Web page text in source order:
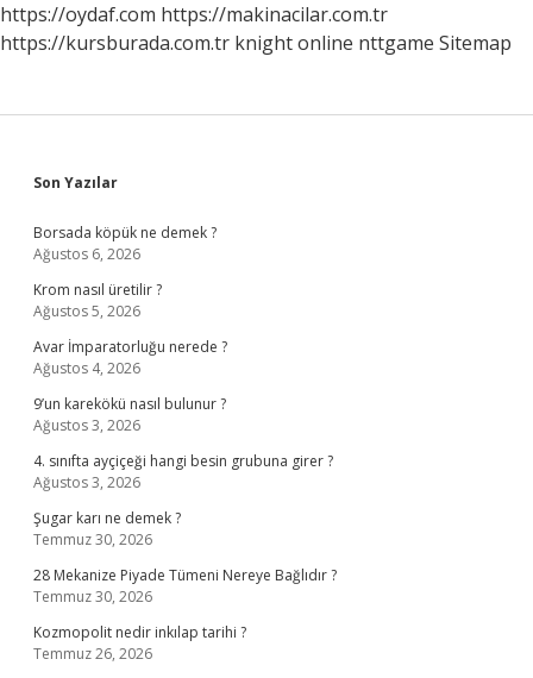
https://oydaf.com https://makinacilar.com.tr
https://kursburada.com.tr knight online nttgame Sitemap
Sidebar
Son Yazılar
Borsada köpük ne demek ?
Ağustos 6, 2026
Krom nasıl üretilir ?
Ağustos 5, 2026
Avar İmparatorluğu nerede ?
Ağustos 4, 2026
9’un karekökü nasıl bulunur ?
Ağustos 3, 2026
4. sınıfta ayçiçeği hangi besin grubuna girer ?
Ağustos 3, 2026
Şugar karı ne demek ?
Temmuz 30, 2026
28 Mekanize Piyade Tümeni Nereye Bağlıdır ?
Temmuz 30, 2026
Kozmopolit nedir inkılap tarihi ?
Temmuz 26, 2026